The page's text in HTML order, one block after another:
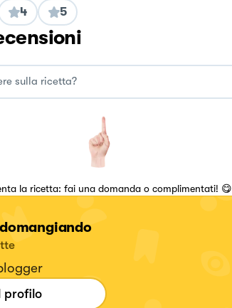
4 5
la ricetta: fai una domanda o complimentati! 😋
profilo